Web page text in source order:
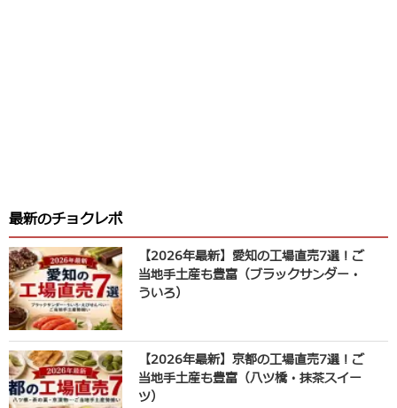
最新のチョクレポ
【2026年最新】愛知の工場直売7選！ご
当地手土産も豊富（ブラックサンダー・
ういろ）
【2026年最新】京都の工場直売7選！ご
当地手土産も豊富（八ツ橋・抹茶スイー
ツ）